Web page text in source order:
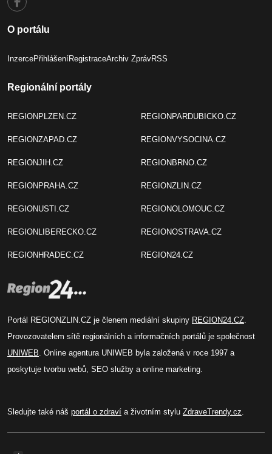
O portálu
InzercePřihlášeníRegistraceArchiv ZprávRSS
Regionální portály
REGIONPLZEN.CZ
REGIONZAPAD.CZ
REGIONJIH.CZ
REGIONPRAHA.CZ
REGIONUSTI.CZ
REGIONLIBERECKO.CZ
REGIONHRADEC.CZ
REGIONPARDUBICKO.CZ
REGIONVYSOCINA.CZ
REGIONBRNO.CZ
REGIONZLIN.CZ
REGIONOLOMOUC.CZ
REGIONOSTRAVA.CZ
REGION24.CZ
Portál REGIONZLIN.CZ je členem mediální skupiny REGION24.CZ.
Provozovatelem sítě regionálních a informačních portálů je společnost
UNIWEB. Online agentura UNIWEB byla založená v roce 1997 a
poskytuje tvorbu webů, SEO služby a online marketing.
Sledujte také náš portál o zdraví a životním stylu ZdraveTrendy.cz.